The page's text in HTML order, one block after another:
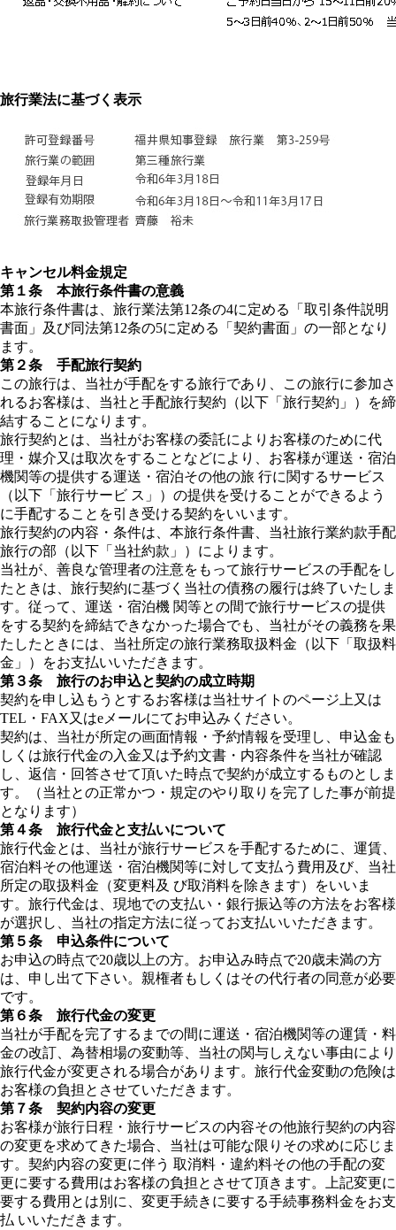
旅行業法に基づく表示
キャンセル料金規定
第１条 本旅行条件書の意義
本旅行条件書は、旅行業法第12条の4に定める「取引条件説明
書面」及び同法第12条の5に定める「契約書面」の一部となり
ます。
第２条 手配旅行契約
この旅行は、当社が手配をする旅行であり、この旅行に参加さ
れるお客様は、当社と手配旅行契約（以下「旅行契約」）を締
結することになります。
旅行契約とは、当社がお客様の委託によりお客様のために代
理・媒介又は取次をすることなどにより、お客様が運送・宿泊
機関等の提供する運送・宿泊その他の旅 行に関するサービス
（以下「旅行サービ ス」）の提供を受けることができるよう
に手配することを引き受ける契約をいいます。
旅行契約の内容・条件は、本旅行条件書、当社旅行業約款手配
旅行の部（以下「当社約款」）によります。
当社が、善良な管理者の注意をもって旅行サービスの手配をし
たときは、旅行契約に基づく当社の債務の履行は終了いたしま
す。従って、運送・宿泊機 関等との間で旅行サービスの提供
をする契約を締結できなかった場合でも、当社がその義務を果
たしたときには、当社所定の旅行業務取扱料金（以下「取扱料
金」）をお支払いいただきます。
第３条 旅行のお申込と契約の成立時期
契約を申し込もうとするお客様は当社サイトのページ上又は
TEL・FAX又はeメールにてお申込みください。
契約は、当社が所定の画面情報・予約情報を受理し、申込金も
しくは旅行代金の入金又は予約文書・内容条件を当社が確認
し、返信・回答させて頂いた時点で契約が成立するものとしま
す。（当社との正常かつ・規定のやり取りを完了した事が前提
となります）
第４条 旅行代金と支払いについて
旅行代金とは、当社が旅行サービスを手配するために、運賃、
宿泊料その他運送・宿泊機関等に対して支払う費用及び、当社
所定の取扱料金（変更料及 び取消料を除きます）をいいま
す。旅行代金は、現地での支払い・銀行振込等の方法をお客様
が選択し、当社の指定方法に従ってお支払いいただきます。
第５条 申込条件について
お申込の時点で20歳以上の方。お申込み時点で20歳未満の方
は、申し出て下さい。親権者もしくはその代行者の同意が必要
です。
第６条 旅行代金の変更
当社が手配を完了するまでの間に運送・宿泊機関等の運賃・料
金の改訂、為替相場の変動等、当社の関与しえない事由により
旅行代金が変更される場合があります。旅行代金変動の危険は
お客様の負担とさせていただきます。
第７条 契約内容の変更
お客様が旅行日程・旅行サービスの内容その他旅行契約の内容
の変更を求めてきた場合、当社は可能な限りその求めに応じま
す。契約内容の変更に伴う 取消料・違約料その他の手配の変
更に要する費用はお客様の負担とさせて頂きます。上記変更に
要する費用とは別に、変更手続きに要する手続事務料金をお支
払 いいただきます。